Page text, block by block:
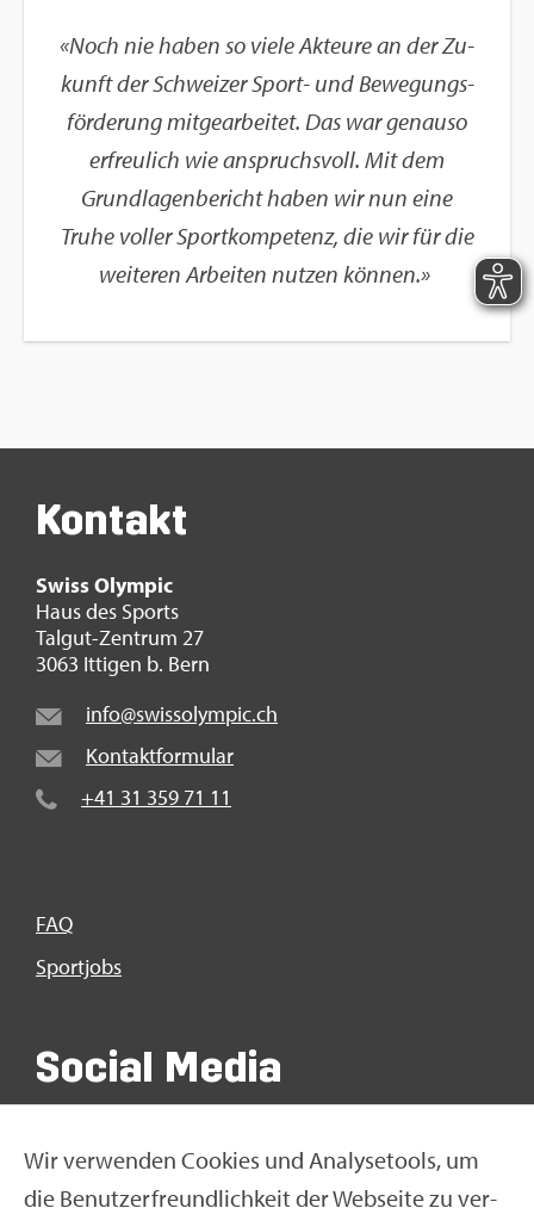
«Noch nie haben so viele Ak­teu­re an der Zu­
kunft der Schwei­zer Sport- und Be­we­gungs­
för­de­rung mit­ge­ar­bei­tet. Das war ge­nau­so
er­freu­lich wie an­spruchs­voll. Mit dem
Grund­la­gen­be­richt haben wir nun eine
Truhe vol­ler Sport­kom­pe­tenz, die wir für die
wei­te­ren Ar­bei­ten nut­zen kön­nen.»
Wir ver­wen­den Coo­kies und Ana­ly­se­tools, um
die Be­nut­zer­freund­lich­keit der Web­sei­te zu ver­
Kon­takt
Swiss Olym­pic
Haus des Sports
Tal­gut-Zen­trum 27
3063 It­ti­gen b. Bern
info@​swi​ssol​ympi​c.​ch
Kon­takt­for­mu­lar
+41 31 359 71 11
FAQ
Sport­jobs
So­ci­al Media